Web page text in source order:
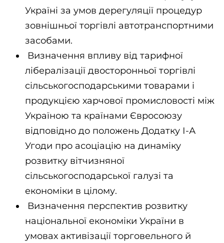
Україні за умов дерегуляції процедур
зовнішньої торгівлі автотранспортними
засобами.
Визначення впливу від тарифної
лібералізації двосторонньої торгівлі
сільськогосподарськими товарами і
продукцією харчової промисловості між
Україною та країнами Євросоюзу
відповідно до положень Додатку І-А
Угоди про асоціацію на динаміку
розвитку вітчизняної
сільськогосподарської галузі та
економіки в цілому.
Визначення перспектив розвитку
національної економіки України в
умовах активізації торговельного й